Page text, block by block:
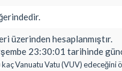
üzerinden hesaplanmıştır.
23:30:01 tarihinde
Vanuatu Vatu (VUV) edeceğini